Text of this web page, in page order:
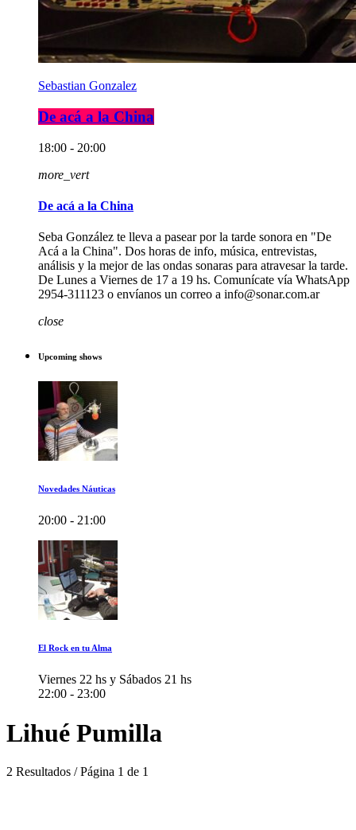
Sebastian Gonzalez
De acá a la China
18:00 - 20:00
more_vert
De acá a la China
Seba González te lleva a pasear por la tarde sonora en "De
Acá a la China". Dos horas de info, música, entrevistas,
análisis y la mejor de las ondas sonaras para atravesar la tarde.
De Lunes a Viernes de 17 a 19 hs. Comunícate vía WhatsApp
2954-311123 o envíanos un correo a info@sonar.com.ar
close
Upcoming shows
Novedades Náuticas
20:00 - 21:00
El Rock en tu Alma
Viernes 22 hs y Sábados 21 hs
22:00 - 23:00
Lihué Pumilla
2 Resultados / Página 1 de 1